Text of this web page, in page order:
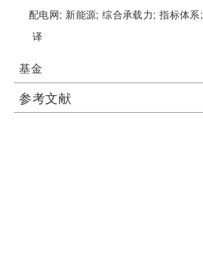
配电网; 新能源;综合承载力;指标体系;
译
基金
参考文献